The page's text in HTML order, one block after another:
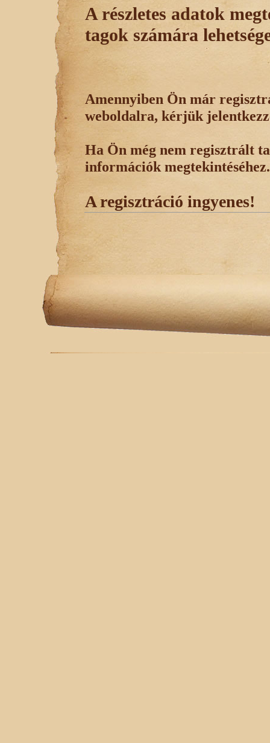
A részletes adatok
tagok számára
Amennyiben Ön már
weboldalra, kérjük
Ha Ön még nem regisztrált
információk megtekintéséhez.
A regisztráció ingyenes!